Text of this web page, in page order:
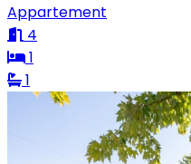
Appartement
4
1
1